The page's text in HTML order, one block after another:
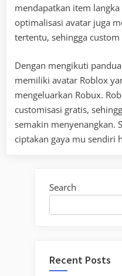
mendapatkan item
optimalisasi avatar juga
tertentu, sehingga
Dengan mengikuti
memiliki avatar Roblox
mengeluarkan Robux.
customisasi gratis,
semakin menyenangkan.
ciptakan gaya mu sendiri
Search
Recent Posts